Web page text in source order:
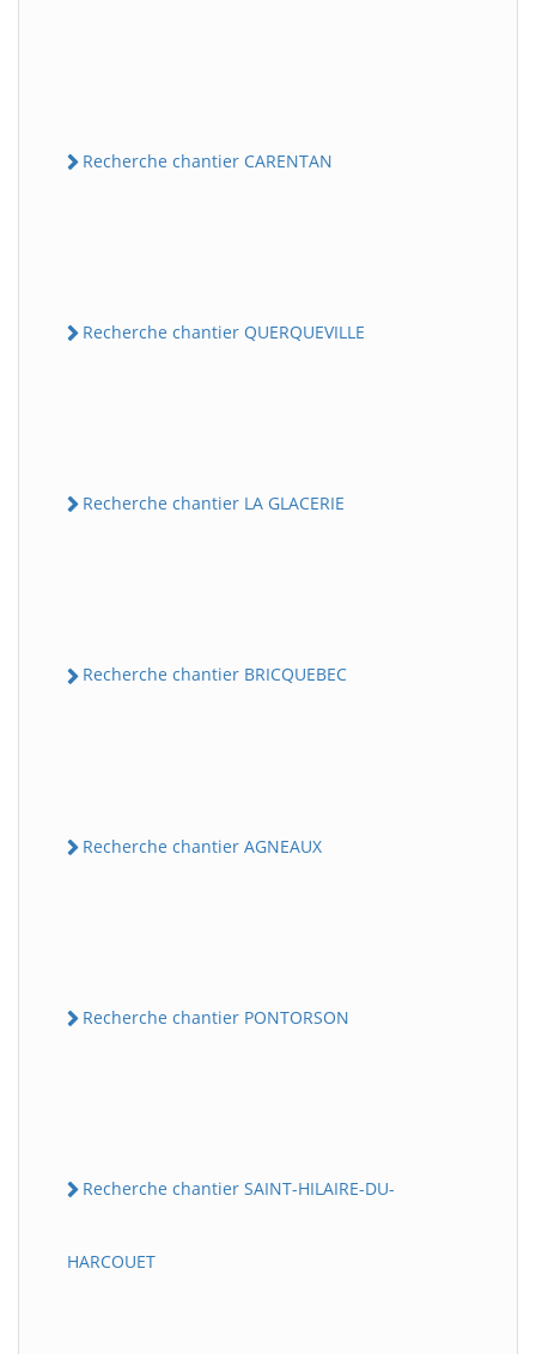
Recherche chantier CARENTAN
Recherche chantier QUERQUEVILLE
Recherche chantier LA GLACERIE
Recherche chantier BRICQUEBEC
Recherche chantier AGNEAUX
Recherche chantier PONTORSON
Recherche chantier SAINT-HILAIRE-DU-
HARCOUET